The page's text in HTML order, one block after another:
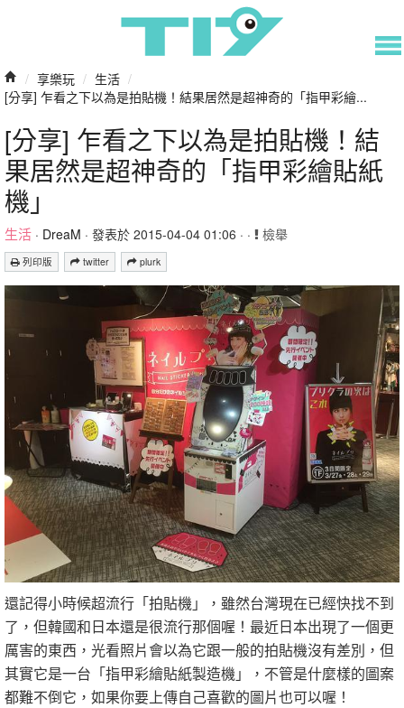
/ 享樂玩 / 生活 /
[分享] 乍看之下以為是拍貼機！結果居然是超神奇的「指甲彩繪...
[分享] 乍看之下以為是拍貼機！結
果居然是超神奇的「指甲彩繪貼紙
機」
生活 · DreaM · 發表於 2015-04-04 01:06 · · 檢舉
列印版 twitter plurk
還記得小時候超流行「拍貼機」，雖然台灣現在已經快找不到
了，但韓國和日本還是很流行那個喔！最近日本出現了一個更
厲害的東西，光看照片會以為它跟一般的拍貼機沒有差別，但
其實它是一台「指甲彩繪貼紙製造機」，不管是什麼樣的圖案
都難不倒它，如果你要上傳自己喜歡的圖片也可以喔！